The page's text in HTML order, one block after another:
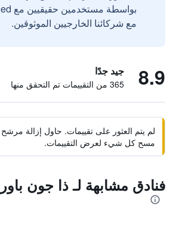
مع شركائنا الخارجيين الموثوقين.
8.9 جيد جدًا
365 من التقييمات تم التحقق منها
لم يتم العثور على تقييمات. حاول إزالة مرشح
مسح كل شيء لعرض التقييمات.
فنادق مشابهة لـ ذا جون